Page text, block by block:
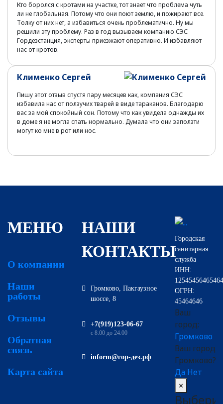
Кто боролся с кротами на участке, тот знает что проблема чуть
ли не глобальная. Потому что они поют землю, и пожирают все.
Толку от них нет, а избавиться очень проблематично. Ну мы
решили эту проблему. Раз в год вызываем компанию СЭС
Гордезстанция, эксперты приезжают оперативно. И избавляют
нас от кротов.
Клименко Сергей
Пишу этот отзыв спустя пару месяцев как, компания СЭС
избавила нас от ползучих тварей в виде тараканов. Благодарю
вас за мой спокойный сон. Потому что как увидела однажды их
в доме я не могла спать нормально. Думала что они заползти
могут ко мне в рот или нос.
МЕНЮ
О компании
Наши
работы
Отзывы
Обратная
связь
Карта сайта
НАШИ
КОНТАКТЫ
Громково, Пакгаузное
шоссе, 8
‪+7(919)123-06-67‬‬
с 8.00 до 24.00
inform@гор-дез.рф
Городская
санитарная
служба
ИНН:
ОГРН:
45464646
Ваш
город:
Громково
Ваш город
Громково?
Да Нет
×